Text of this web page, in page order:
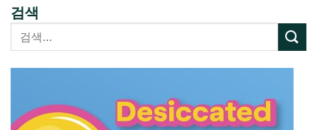
검색